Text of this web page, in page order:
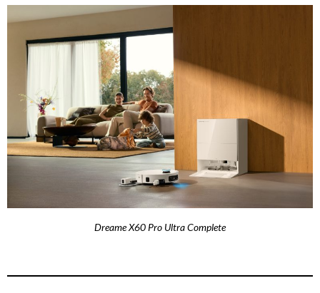
Dreame X60 Pro Ultra Complete